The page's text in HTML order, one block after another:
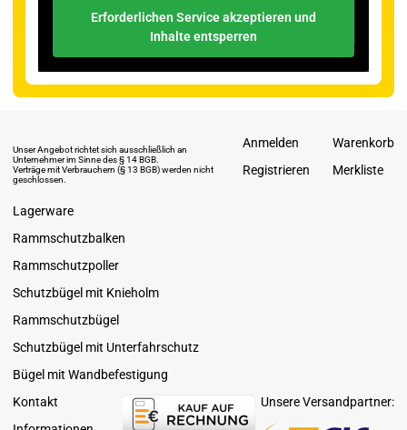
Erforderlichen Service akzeptieren und
Inhalte entsperren
Unser Angebot richtet sich ausschließlich an
Unternehmer im Sinne des § 14 BGB.
Verträge mit Verbrauchern (§ 13 BGB) werden nicht
geschlossen.
Lagerware
Rammschutzbalken
Rammschutzpoller
Schutzbügel mit Knieholm
Rammschutzbügel
Schutzbügel mit Unterfahrschutz
Bügel mit Wandbefestigung
Anmelden
Registrieren
Warenkorb
Merkliste
Kontakt
Unsere Versandpartner: